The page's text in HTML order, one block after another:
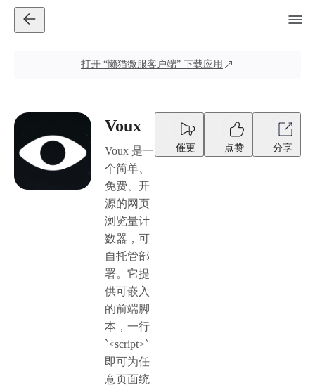
打开 “懒猫微服客户端” 下载应用
Voux
Voux 是一
个简单、
免费、开
源的网页
浏览量计
数器，可
自托管部
署。它提
供可嵌入
的前端脚
本，一行
‎`<script>`
即可为任
意页面统
催更 点赞 分享